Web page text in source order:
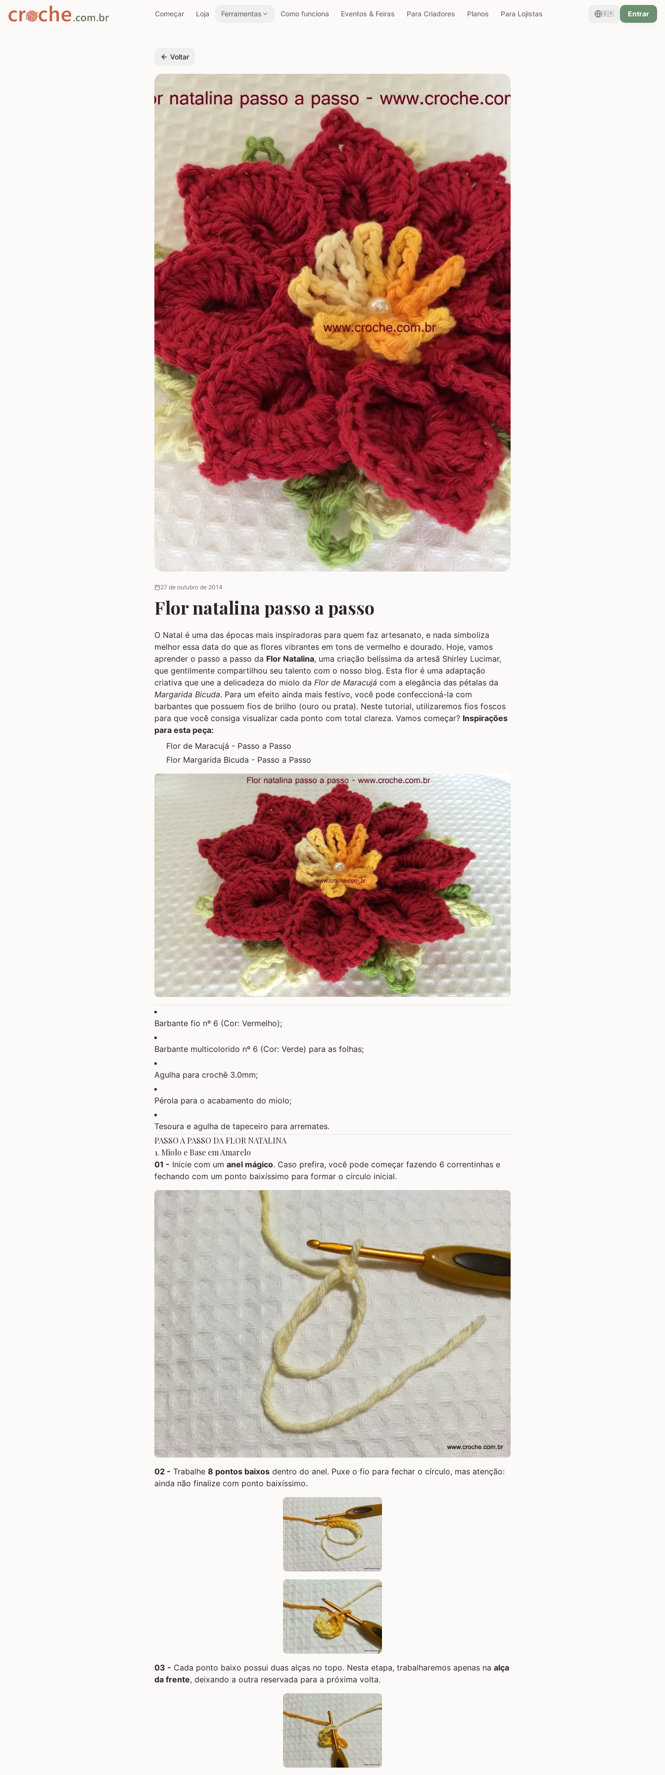
Começar Loja Ferramentas Como funciona Eventos & Feiras Para Criadores Planos Para Lojistas 🇧🇷 Entrar
Voltar
27 de outubro de 2014
Flor natalina passo a passo
O Natal é uma das épocas mais inspiradoras para quem faz artesanato, e nada simboliza
melhor essa data do que as flores vibrantes em tons de vermelho e dourado. Hoje, vamos
aprender o passo a passo da Flor Natalina, uma criação belíssima da artesã Shirley Lucimar,
que gentilmente compartilhou seu talento com o nosso blog. Esta flor é uma adaptação
criativa que une a delicadeza do miolo da Flor de Maracujá com a elegância das pétalas da
Margarida Bicuda. Para um efeito ainda mais festivo, você pode confeccioná-la com
barbantes que possuem fios de brilho (ouro ou prata). Neste tutorial, utilizaremos fios foscos
para que você consiga visualizar cada ponto com total clareza. Vamos começar? Inspirações
para esta peça:
Flor de Maracujá - Passo a Passo
Flor Margarida Bicuda - Passo a Passo
Barbante fio nº 6 (Cor: Vermelho);
Barbante multicolorido nº 6 (Cor: Verde) para as folhas;
Agulha para crochê 3.0mm;
Pérola para o acabamento do miolo;
Tesoura e agulha de tapeceiro para arremates.
PASSO A PASSO DA FLOR NATALINA
1. Miolo e Base em Amarelo
01 - Inicie com um anel mágico. Caso prefira, você pode começar fazendo 6 correntinhas e
fechando com um ponto baixíssimo para formar o círculo inicial.
02 - Trabalhe 8 pontos baixos dentro do anel. Puxe o fio para fechar o círculo, mas atenção:
ainda não finalize com ponto baixíssimo.
03 - Cada ponto baixo possui duas alças no topo. Nesta etapa, trabalharemos apenas na alça
da frente, deixando a outra reservada para a próxima volta.